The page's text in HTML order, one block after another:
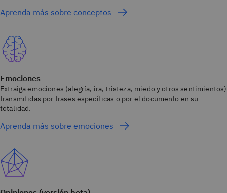
Aprenda más sobre conceptos
Emociones
Extraiga emociones (alegría, ira, tristeza, miedo y otros sentimientos)
transmitidas por frases específicas o por el documento en su
totalidad.
Aprenda más sobre emociones